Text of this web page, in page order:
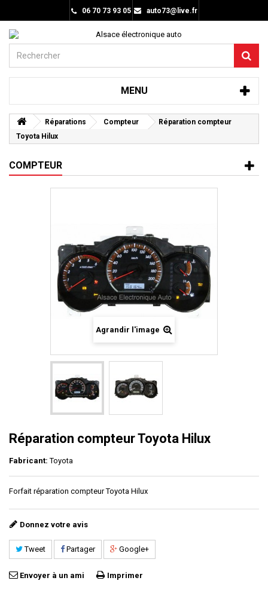
06 70 73 93 05 auto73@live.fr
MENU
Réparations Compteur
Réparation compteur
Toyota Hilux
COMPTEUR
Agrandir l'image
Réparation compteur Toyota Hilux
Fabricant: Toyota
Forfait réparation compteur Toyota Hilux
Donnez votre avis
Tweet Partager Google+
Envoyer à un ami Imprimer